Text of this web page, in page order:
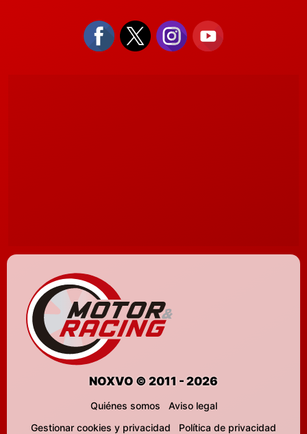
NOXVO © 2011 - 2026
Quiénes somos
Aviso legal
Gestionar cookies y privacidad
Política de privacidad